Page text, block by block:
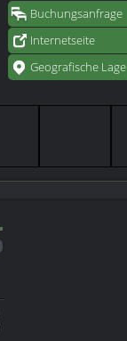
Buchungsanfrage
Internetseite
Geografische Lage